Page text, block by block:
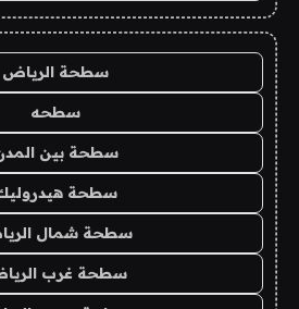
سطحة الرياض
سطحه
سطحة بين
سطحة
سطحة شمال
سطحة غرب